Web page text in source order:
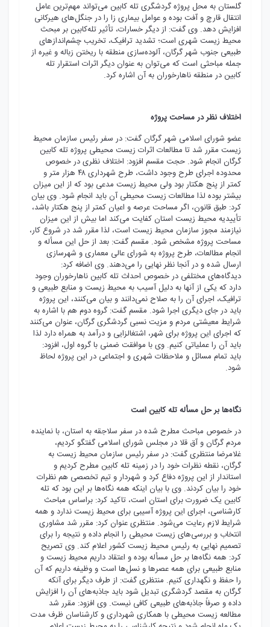
گلستان به محل پروژه گردشگری تله کابین می‌تواند مهم‌ترین عامل
انتقال قارچ و آفت بوده و عوامل بیماری زا را در جنگل‌های هیرکانی
افزایش دهد. وی گفت: از دیگر خسارات، تأثیر تله‌کابین بر مبحث
محیط زیست شهری است؛ تشدید ترافیک، تخریب چشم‌اندازهای
طبیعی جنوب شهر گرگان، آلوده‌سازی منطقه با ریختن زباله و غیره از
جمله مباحثی است که می‌توان به عنوان دیگر اثرات استقرار تله
کابین در منطقه ناهارخوران به آن اشاره کرد.
اختلاف نظر در مساحت پروژه
عضو شورای اسلامی شهر گرگان گفت: در سفر رئیس سازمان محیط
زیست مقرر شد تا مطالعات اثرات زیست محیطی پروژه تله کابین
گرگان انجام شود. حجت مقسم افزود: اختلاف نظری در خصوص
محدوده اجرای طرح وجود داشت، طرح شهرداری ۴۸ هزار متر و
کمتر از پنج هکتار بود ولی محیط زیست مدعی بود که از این میزان
بیشتر بوده لذا مطالعات زیست محیطی آن باید انجام شود. وی بیان
کرد: طبق قانون، اگر مساحت عرصه و اعیان کمتر از پنج هکتار باشد،
تأییدیه محیط زیست استان کفایت می‌کند اما بیش از این میزان
نیازمند مجوز سازمان محیط زیست است، لذا مقرر شد در شروع کار،
مساحت پروژه مشخص شود. مقسم گفت: بعد از حل این مسأله و
انجام مطالعات، طرح پروژه به شورای عالی معماری و شهرسازی
ارسال شده و در آنجا نظر نهایی را می‌دهند. وی اضافه کرد:
دیدگاه‌های مختلفی در خصوص احداث تله کابین ناهارخوران وجود
دارد که یکی از آنها به دلیل آسیب به محیط زیست و منابع طبیعی و
ترافیک، اجرای آن را به صلاح نمی‌دانند و بیان می‌کنند، این پروژه
باید در جای دیگری اجرا شود. مقسم گفت: گروه دوم هم با اشاره به
شرایط معیشتی مردم و مزیت نسبی گردشگری گرگان، عنوان می‌کنند
که اجرای این پروژه برای شهر، اشتغالزایی و درآمد به همراه دارد لذا
باید آن را عملیاتی کنیم. وی با موافقت ضمنی با گروه اول، افزود:
باید تمام مسائل و ملاحظات شهری و اجتماعی در این پروژه لحاظ
شود.
نگاهها بر حل مسأله تله کابین است
در خصوص مباحث مطرح شده در سفر سلاجقه به استان، با نماینده
مردم گرگان و آق قلا در مجلس شورای اسلامی گفتگو کردیم،
غلامرضا منتظری گفت: در سفر رئیس سازمان محیط زیست به
گرگان، نقطه نظرات خود را در زمینه تله کابین مطرح کردیم و
استاندار از این پروژه دفاع کرد و شهردار و تیم تخصصی هم نظرات
خود را بیان کردند. وی با بیان اینکه همه نگاه‌ها بر این بود که تله
کابین یک ضرورت برای استان است، تاکید کرد: براساس مباحث
کارشناسی، اجرای این پروژه آسیبی برای محیط زیست ندارد و همه
شرایط لازم رعایت می‌شود. منتظری عنوان کرد: مقرر شد مشاوری
انتخاب و بررسی‌های زیست محیطی را انجام داده و نتیجه را برای
تصمیم نهایی به رئیس محیط زیست کشور اعلام کند. وی تصریح
کرد: همه نگاه‌ها بر حل مسأله بوده و اعتقاد داریم محیط زیست و
منابع طبیعی برای همه عصرها و نسل‌ها است و وظیفه داریم که آن
را حفظ و نگهداری کنیم. منتظری گفت: از طرف دیگر برای آنکه
گرگان به مقصد گردشگری تبدیل شود باید جاذبه‌های آن را افزایش
داده و صرفاً جاذبه‌های طبیعی کافی نیست. وی افزود: مقرر شد
مطالعه زیست محیطی با همکاری شهرداری و کارشناسان ظرف مدت